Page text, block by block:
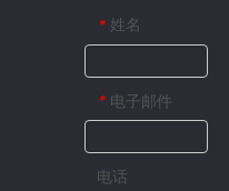
* 姓名
* 电子邮件
电话